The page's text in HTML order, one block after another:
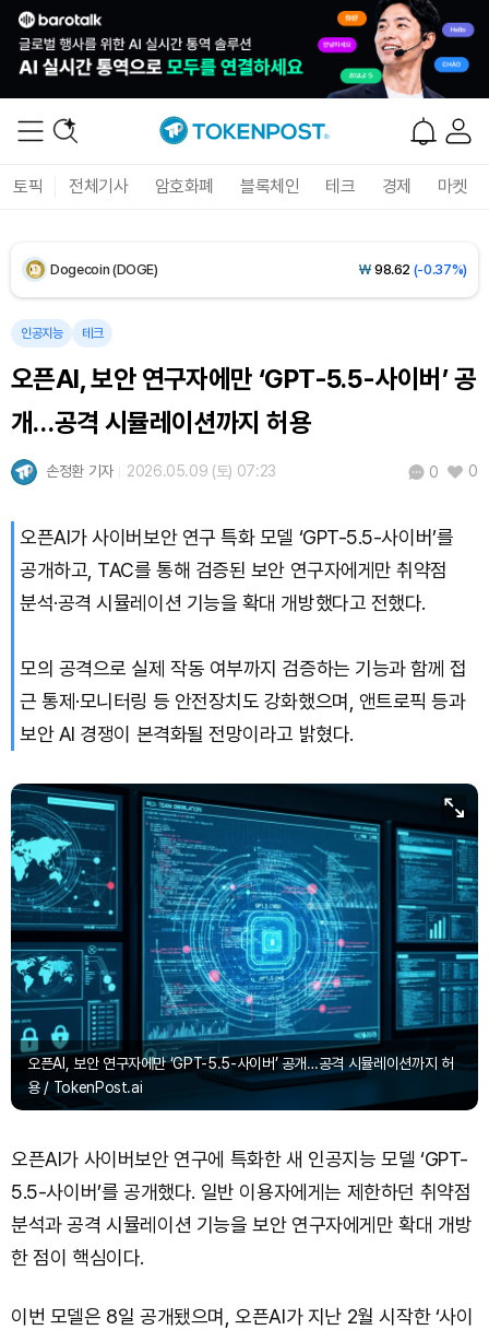
토픽 전체기사 암호화폐 블록체인 테크 경제 마켓
Solana (SOL) ₩ 107,314(+1.94%)
Bitcoin (BTC) 91,188,881(-0.31%)
인공지능 테크
오픈AI, 보안 연구자에만 ‘GPT-5.5-사이버’ 공
개…공격 시뮬레이션까지 허용
손정환 기자 2026.05.09 (토) 07:23 0 0
오픈AI가 사이버보안 연구 특화 모델 ‘GPT-5.5-사이버’를
공개하고, TAC를 통해 검증된 보안 연구자에게만 취약점
분석·공격 시뮬레이션 기능을 확대 개방했다고 전했다.
모의 공격으로 실제 작동 여부까지 검증하는 기능과 함께 접
근 통제·모니터링 등 안전장치도 강화했으며, 앤트로픽 등과
보안 AI 경쟁이 본격화될 전망이라고 밝혔다.
오픈AI, 보안 연구자에만 ‘GPT-5.5-사이버’ 공개…공격 시뮬레이션까지 허
용 / TokenPost.ai
오픈AI가 사이버보안 연구에 특화한 새 인공지능 모델 ‘GPT-
5.5-사이버’를 공개했다. 일반 이용자에게는 제한하던 취약점
분석과 공격 시뮬레이션 기능을 보안 연구자에게만 확대 개방
한 점이 핵심이다.
이번 모델은 8일 공개됐으며, 오픈AI가 지난 2월 시작한 ‘사이